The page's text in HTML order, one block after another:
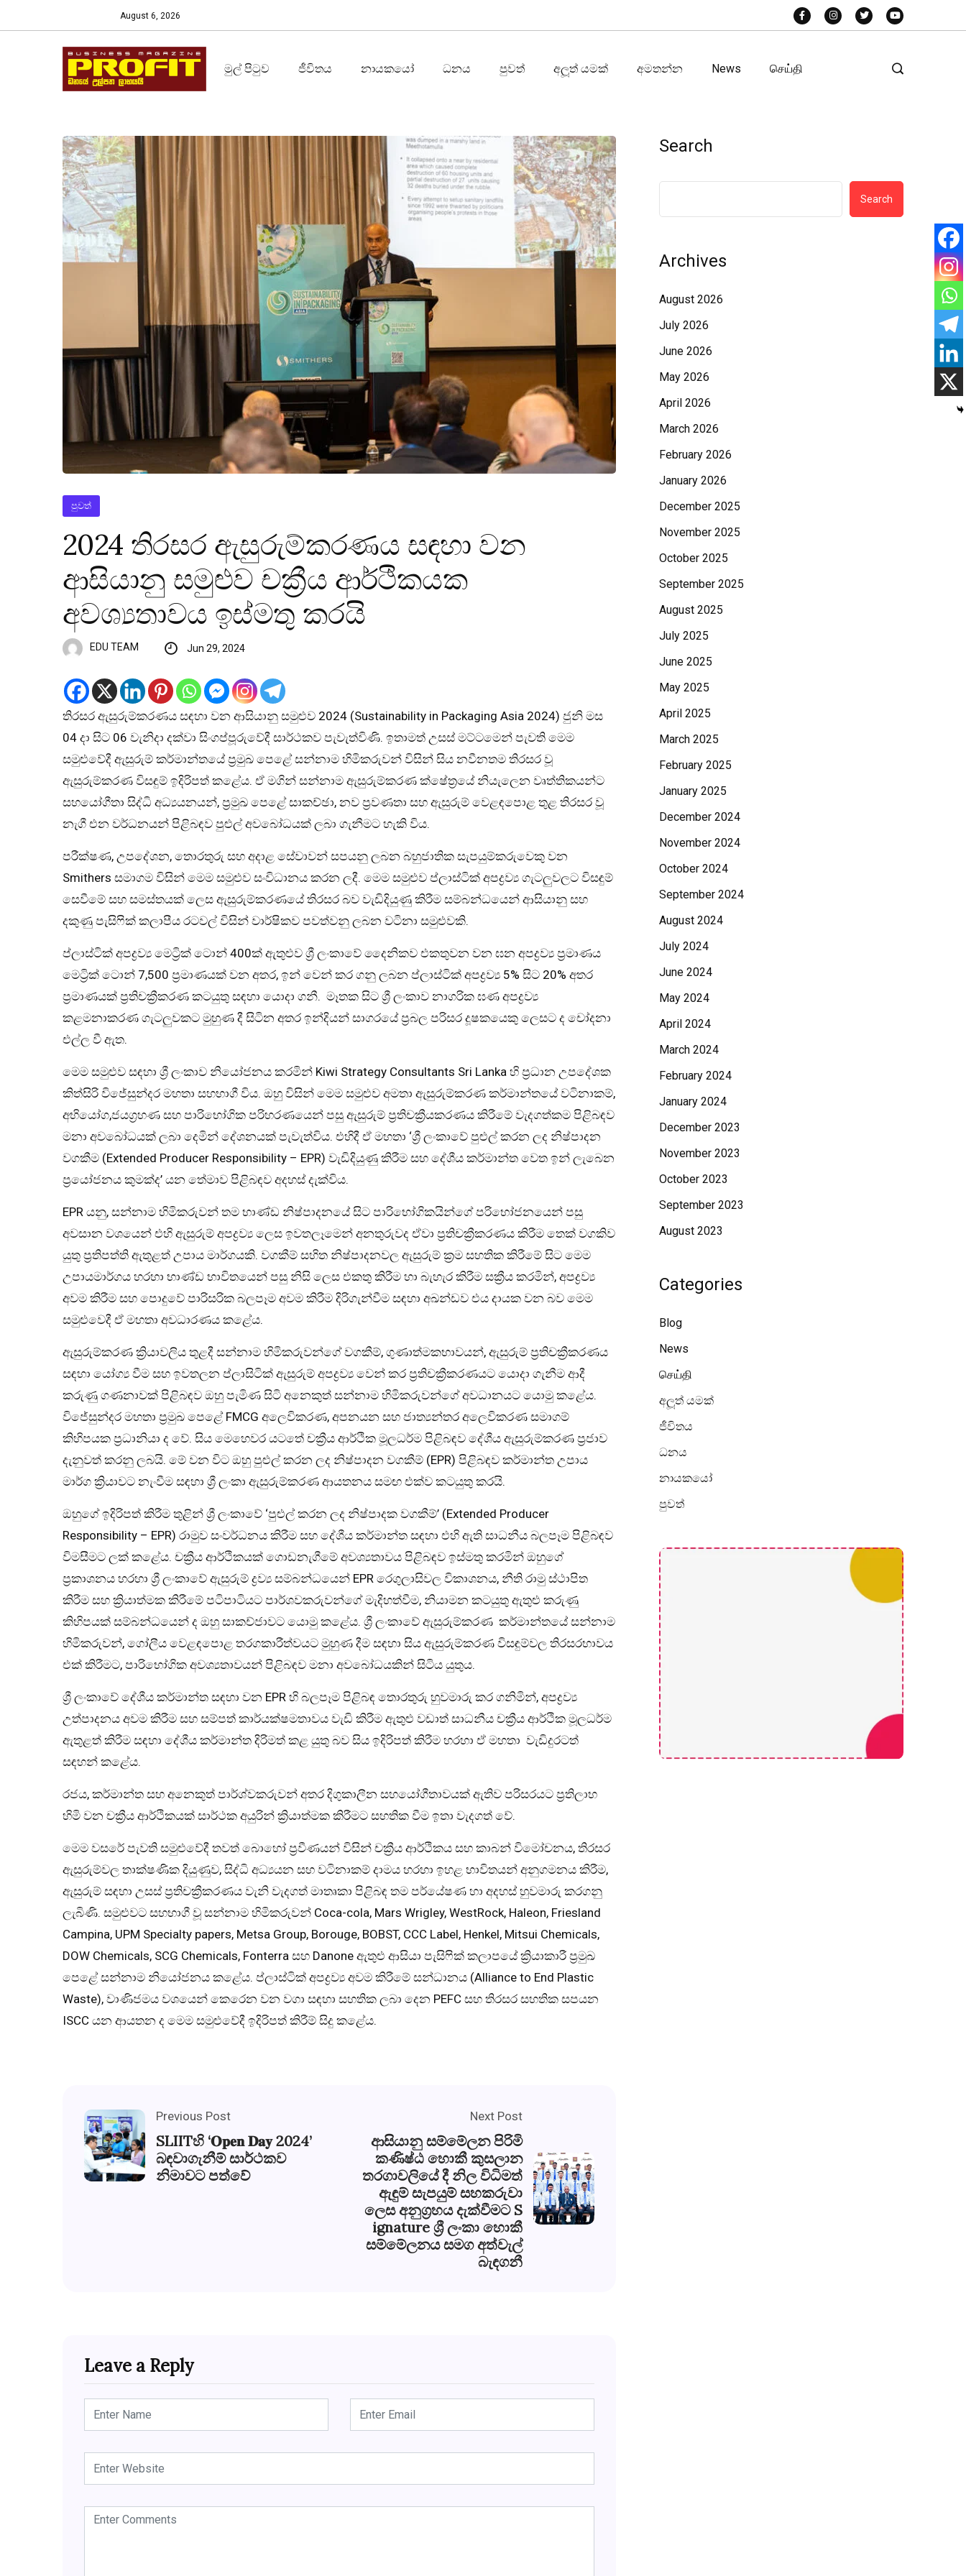
August 6, 2026
මුල් පිටුව ජීවිතය නායකයෝ ධනය පුවත් අලූත් යමක් අමතන්න News செய்தி
පුවත්
2024 තිරසර ඇසුරුම්කරණය සඳහා වන
ආසියානු සමුළුව චක්‍රීය ආර්ථිකයක
අවශ්‍යතාවය ඉස්මතු කරයි
EDU TEAM Jun 29, 2024
තිරසර ඇසුරුම්කරණය සඳහා වන ආසියානු සමුළුව 2024 (Sustainability in Packaging Asia 2024) ජුනි මස
04 දා සිට 06 වැනිදා දක්වා සිංගප්පූරුවේදී සාර්ථකව පැවැත්විණි. ඉතාමත් උසස් මට්ටමෙන් පැවති මෙම
සමුළුවේදී ඇසුරුම් කර්මාන්තයේ ප්‍රමුඛ පෙළේ සන්නාම හිමිකරුවන් විසින් සිය නවීනතම තිරසර වූ
ඇසුරුම්කරණ විසඳුම් ඉදිරිපත් කළේය. ඒ මගින් සන්නාම ඇසුරුම්කරණ ක්ෂේත්‍රයේ නියැලෙන වෘත්තිකයන්ට
සහයෝගීතා සිද්ධි අධ්‍යයනයන්, ප්‍රමුඛ පෙළේ සාකච්ඡා, නව ප්‍රවණතා සහ ඇසුරුම් වෙළඳපොළ තුළ තිරසර වූ
නැගී එන වර්ධනයන් පිළිබඳව පුළුල් අවබෝධයක් ලබා ගැනීමට හැකි විය.
පරීක්ෂණ, උපදේශන, තොරතුරු සහ අදාළ සේවාවන් සපයනු ලබන බහුජාතික සැපයුම්කරුවෙකු වන
Smithers සමාගම විසින් මෙම සමුළුව සංවිධානය කරන ලදී. මෙම සමුළුව ප්ලාස්ටික් අපද්‍රව්‍ය ගැටලුවලට විසඳුම්
සෙවීමේ සහ සමස්තයක් ලෙස ඇසුරුම්කරණයේ තිරසර බව වැඩිදියුණු කිරීම සම්බන්ධයෙන් ආසියානු සහ
දකුණු පැසිෆික් කලාපීය රටවල් විසින් වාර්ෂිකව පවත්වනු ලබන වටිනා සමුළුවකි.
ප්ලාස්ටික් අපද්‍රව්‍ය මෙට්‍රික් ටොන් 400ක් ඇතුළුව ශ්‍රී ලංකාවේ දෛනිකව එකතුවන වන ඝන අපද්‍රව්‍ය ප්‍රමාණය
මෙට්‍රික් ටොන් 7,500 ප්‍රමාණයක් වන අතර, ඉන් වෙන් කර ගනු ලබන ප්ලාස්ටික් අපද්‍රව්‍ය 5% සිට 20% අතර
ප්‍රමාණයක් ප්‍රතිචක්‍රීකරණ කටයුතු සඳහා යොදා ගනී. මෑතක සිට ශ්‍රී ලංකාව නාගරික ඝණ අපද්‍රව්‍ය
කළමනාකරණ ගැටලුවකට මුහුණ දී සිටින අතර ඉන්දියන් සාගරයේ ප්‍රබල පරිසර දූෂකයෙකු ලෙසට ද චෝදනා
එල්ල වී ඇත.
මෙම සමුළුව සඳහා ශ්‍රී ලංකාව නියෝජනය කරමින් Kiwi Strategy Consultants Sri Lanka හි ප්‍රධාන උපදේශක
කිත්සිරි විජේසුන්දර මහතා සහභාගී විය. ඔහු විසින් මෙම සමුළුව අමතා ඇසුරුම්කරණ කර්මාන්තයේ වටිනාකම්,
අභියෝග,ජයග්‍රහණ සහ පාරිභෝගික පරිහරණයෙන් පසු ඇසුරුම් ප්‍රතිචක්‍රීයකරණය කිරීමේ වැදගත්කම පිළිබඳව
මනා අවබෝධයක් ලබා දෙමින් දේශනයක් පැවැත්විය. එහිදී ඒ මහතා ‘ශ්‍රී ලංකාවේ පුළුල් කරන ලද නිෂ්පාදන
වගකීම (Extended Producer Responsibility – EPR) වැඩිදියුණු කිරීම සහ දේශීය කර්මාන්ත වෙත ඉන් ලැබෙන
ප්‍රයෝජනය කුමක්ද’ යන තේමාව පිළිබඳව අදහස් දැක්විය.
EPR යනු, සන්නාම හිමිකරුවන් තම භාණ්ඩ නිෂ්පාදනයේ සිට පාරිභෝගිකයින්ගේ පරිභෝජනයෙන් පසු
අවසාන වශයෙන් එහි ඇසුරුම් අපද්‍රව්‍ය ලෙස ඉවතලෑමෙන් අනතුරුවද ඒවා ප්‍රතිචක්‍රීකරණය කිරීම තෙක් වගකිව
යුතු ප්‍රතිපත්ති ඇතුළත් උපාය මාර්ගයකි. වගකීම් සහිත නිෂ්පාදනවල ඇසුරුම් ක්‍රම සහතික කිරීමේ සිට මෙම
උපායමාර්ගය හරහා භාණ්ඩ භාවිතයෙන් පසු නිසි ලෙස එකතු කිරීම හා බැහැර කිරීම සක්‍රීය කරමින්, අපද්‍රව්‍ය
අවම කිරීම සහ පොදුවේ පාරිසරික බලපෑම අවම කිරීම දිරිගැන්වීම සඳහා අඛන්ඩව එය දායක වන බව මෙම
සමුළුවෙදී ඒ මහතා අවධාරණය කළේය.
ඇසුරුම්කරණ ක්‍රියාවලිය තුළදී සන්නාම හිමිකරුවන්ගේ වගකීම්, ගුණාත්මකභාවයන්, ඇසුරුම් ප්‍රතිචක්‍රීකරණය
සඳහා යෝග්‍ය වීම සහ ඉවතලන ප්ලාසිටික් ඇසුරුම් අපද්‍රව්‍ය වෙන් කර ප්‍රතිචක්‍රීකරණයට යොදා ගැනීම ආදී
කරුණු ගණනාවක් පිළිබඳව ඔහු පැමිණ සිටි අනෙකුත් සන්නාම හිමිකරුවන්ගේ අවධානයට යොමු කළේය.
විජේසුන්දර මහතා ප්‍රමුඛ පෙළේ FMCG අලෙවිකරණ, අපනයන සහ ජාත්‍යන්තර අලෙවිකරණ සමාගම්
කිහිපයක ප්‍රධානියා ද වේ. සිය මෙහෙවර යටතේ චක්‍රීය ආර්ථික මූලධර්ම පිළිබඳව දේශීය ඇසුරුම්කරණ ප්‍රජාව
දැනුවත් කරනු ලබයි. මේ වන විට ඔහු පුළුල් කරන ලද නිෂ්පාදන වගකීම් (EPR) පිළිබඳව කර්මාන්ත උපාය
මාර්ග ක්‍රියාවට නැංවීම සඳහා ශ්‍රී ලංකා ඇසුරුම්කරණ ආයතනය සමඟ එක්ව කටයුතු කරයි.
ඔහුගේ ඉදිරිපත් කිරීම තුළින් ශ්‍රී ලංකාවේ ‘පුළුල් කරන ලද නිෂ්පාදක වගකීම්’ (Extended Producer
Responsibility – EPR) රාමුව සංවර්ධනය කිරීම සහ දේශීය කර්මාන්ත සඳහා එහි ඇති සාධනීය බලපෑම පිළිබඳව
විමසීමට ලක් කළේය. චක්‍රීය ආර්ථිකයක් ගොඩනැගීමේ අවශ්‍යතාවය පිළිබඳව ඉස්මතු කරමින් ඔහුගේ
ප්‍රකාශනය හරහා ශ්‍රී ලංකාවේ ඇසුරුම් ද්‍රව්‍ය සම්බන්ධයෙන් EPR රෙගුලාසිවල විකාශනය, නීති රාමු ස්ථාපිත
කිරීම සහ ක්‍රියාත්මක කිරීමේ පටිපාටියට පාර්ශවකරුවන්ගේ මැදිහත්වීම, නියාමන කටයුතු ඇතුළු කරුණු
කිහිපයක් සම්බන්ධයෙන් ද ඔහු සාකච්ජාවට යොමු කළේය. ශ්‍රී ලංකාවේ ඇසුරුම්කරණ කර්මාන්තයේ සන්නාම
හිමිකරුවන්, ගෝලීය වෙළඳපොළ තරගකාරීත්වයට මුහුණ දීම සඳහා සිය ඇසුරුම්කරණ විසඳුම්වල තිරසරභාවය
එක් කිරීමට, පාරිභෝගික අවශ්‍යතාවයන් පිළිබඳව මනා අවබෝධයකින් සිටිය යුතුය.
ශ්‍රී ලංකාවේ දේශීය කර්මාන්ත සඳහා වන EPR හි බලපෑම පිළිබඳ තොරතුරු හුවමාරු කර ගනිමින්, අපද්‍රව්‍ය
උත්පාදනය අවම කිරීම සහ සම්පත් කාර්යක්ෂමතාවය වැඩි කිරීම ඇතුළු වඩාත් සාධනීය චක්‍රීය ආර්ථික මූලධර්ම
ඇතුළත් කිරීම සඳහා දේශීය කර්මාන්ත දිරිමත් කළ යුතු බව සිය ඉදිරිපත් කිරීම හරහා ඒ මහතා වැඩිදුරටත්
සඳහන් කළේය.
රජය, කර්මාන්ත සහ අනෙකුත් පාර්ශ්වකරුවන් අතර දිගුකාලීන සහයෝගීතාවයක් ඇතිව පරිසරයට ප්‍රතිලාභ
හිමි වන චක්‍රීය ආර්ථිකයක් සාර්ථක අයුරින් ක්‍රියාත්මක කිරීමට සහතික වීම ඉතා වැදගත් වේ.
මෙම වසරේ පැවති සමුළුවේදී තවත් බොහෝ ප්‍රවීණයන් විසින් චක්‍රීය ආර්ථිකය සහ කාබන් විමෝචනය, තිරසර
ඇසුරුම්වල තාක්ෂණික දියුණුව, සිද්ධි අධ්‍යයන සහ වටිනාකම් දාමය හරහා ඉහළ භාවිතයන් අනුගමනය කිරීම,
ඇසුරුම් සඳහා උසස් ප්‍රතිචක්‍රීකරණය වැනි වැදගත් මාතෘකා පිළිබඳ තම පර්යේෂණ හා අදහස් හුවමාරු කරගනු
ලැබිණි. සමුළුවට සහභාගී වූ සන්නාම හිමිකරුවන් Coca-cola, Mars Wrigley, WestRock, Haleon, Friesland
Campina, UPM Specialty papers, Metsa Group, Borouge, BOBST, CCC Label, Henkel, Mitsui Chemicals,
DOW Chemicals, SCG Chemicals, Fonterra සහ Danone ඇතුළු ආසියා පැසිෆික් කලාපයේ ක්‍රියාකාරී ප්‍රමුඛ
පෙළේ සන්නාම නියෝජනය කළේය. ප්ලාස්ටික් අපද්‍රව්‍ය අවම කිරීමේ සන්ධානය (Alliance to End Plastic
Waste), වාණිජමය වශයෙන් කෙරෙන වන වගා සඳහා සහතික ලබා දෙන PEFC සහ තිරසර සහතික සපයන
ISCC යන ආයතන ද මෙම සමුළුවේදී ඉදිරිපත් කිරීම් සිදු කළේය.
Previous Post
SLIITහි ‘𝐎𝐩𝐞𝐧 𝐃𝐚𝐲 2024’
බඳවාගැනීම් සාර්ථකව
නිමාවට පත්වේ
Next Post
ආසියානු සම්මේලන පිරිමි
කණිෂ්ඨ හොකී කුසලාන
තරගාවලියේ දී නිල විධිමත්
ඇඳුම් සැපයුම් සහකරුවා
ලෙස අනුග්‍රහය දැක්වීමට S
ignature ශ්‍රී ලංකා හොකී
සම්මේලනය සමග අත්වැල්
බැඳගනී
Leave a Reply
Search
Search
Archives
August 2026
July 2026
June 2026
May 2026
April 2026
March 2026
February 2026
January 2026
December 2025
November 2025
October 2025
September 2025
August 2025
July 2025
June 2025
May 2025
April 2025
March 2025
February 2025
January 2025
December 2024
November 2024
October 2024
September 2024
August 2024
July 2024
June 2024
May 2024
April 2024
March 2024
February 2024
January 2024
December 2023
November 2023
October 2023
September 2023
August 2023
Categories
Blog
News
செய்தி
අලූත් යමක්
ජීවිතය
ධනය
නායකයෝ
පුවත්